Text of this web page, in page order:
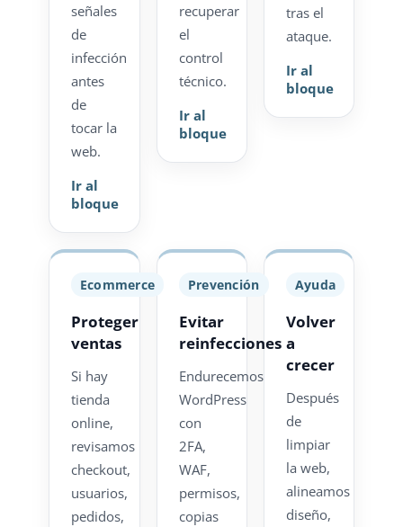
señales
de
infección
antes
de
tocar la
web.
Ir al
bloque
recuperar
el
control
técnico.
Ir al
bloque
tras el
ataque.
Ir al
bloque
Ecommerce
Proteger
ventas
Si hay
tienda
online,
revisamos
checkout,
usuarios,
pedidos,
Prevención
Evitar
reinfecciones
Endurecemos
WordPress
con
2FA,
WAF,
permisos,
copias
Ayuda
Volver
a
crecer
Después
de
limpiar
la web,
alineamos
diseño,